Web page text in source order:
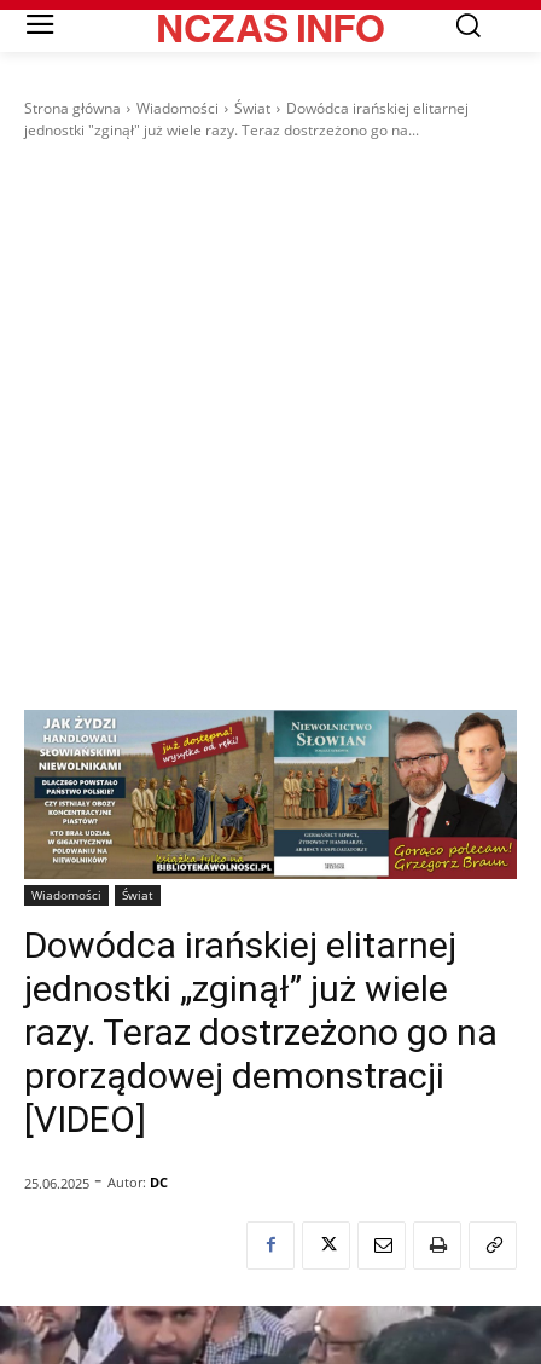
NCZASINFO
Strona główna Wiadomości Świat
Dowódca irańskiej elitarnej
jednostki "zginął" już wiele razy. Teraz dostrzeżono go na...
Wiadomości Świat
Dowódca irańskiej elitarnej
jednostki „zginął” już wiele
razy. Teraz dostrzeżono go na
prorządowej demonstracji
[VIDEO]
25.06.2025 - Autor: DC